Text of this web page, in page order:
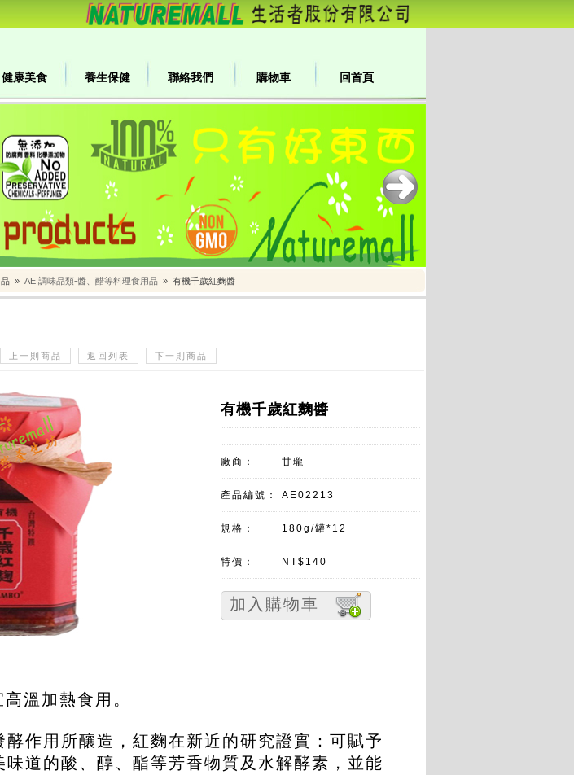
健康美食 養生保健 聯絡我們 購物車 回首頁
» AE.調味品類-醬、醋等料理食用品 » 有機千歲紅麴醬
上一則商品 返回列表 下一則商品
有機千歲紅麴醬
廠商： 甘瓏
產品編號： AE02213
規格： 180g/罐*12
特價： NT$140
加入購物車
溫加熱食用。
作用所釀造，紅麴在新近的研究證實：可賦予
道的酸、醇、酯等芳香物質及水解酵素，並能